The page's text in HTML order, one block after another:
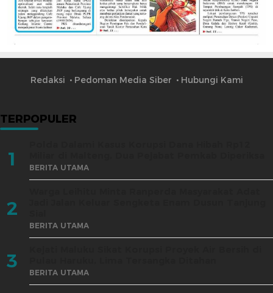
Redaksi Pedoman Media Siber Hubungi Kami
TERPOPULER
1 BERITA UTAMA
2
BERITA UTAMA
3 BERITA UTAMA